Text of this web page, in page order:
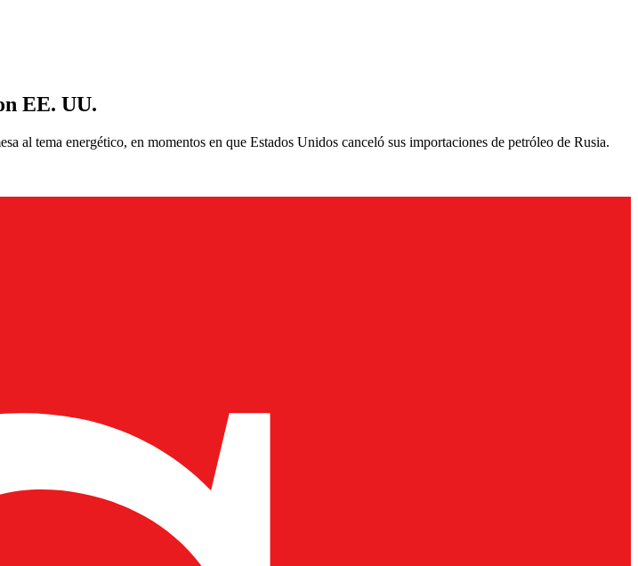
EE. UU.
al tema energético, en momentos en que Estados Unidos canceló sus importaciones de petróleo de Rusia.